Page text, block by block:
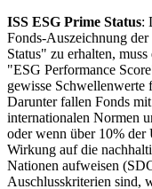
ISS ESG Prime Status:
Fonds-Auszeichnung
Status" zu erhalten,
"ESG Performance
gewisse Schwellenwerte
Darunter fallen Fonds
internationalen Normen
oder wenn über 10% der
Wirkung auf die
Nationen aufweisen
Auschlusskriterien sind,